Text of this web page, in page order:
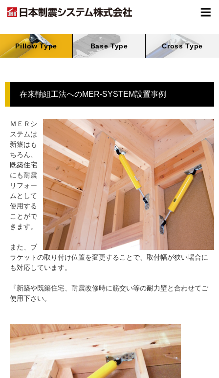
Pillow Type Base Type Cross Type
在来軸組工法へのMER‐SYSTEM設置事例
ＭＥＲシ
ステムは
新築はも
ちろん、
既築住宅
にも耐震
リフォー
ムとして
使用する
ことがで
きます。
また、ブ
ラケットの取り付け位置を変更することで、取付幅が狭い場合に
も対応しています。
『新築や既築住宅、耐震改修時に筋交い等の耐力壁と合わせてご
使用下さい。